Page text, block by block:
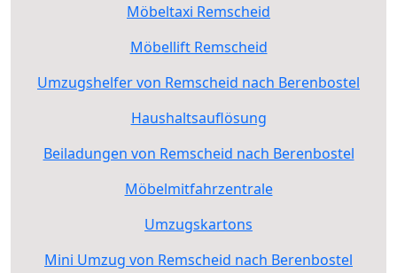
Möbeltaxi Remscheid
Möbellift Remscheid
Umzugshelfer von Remscheid nach Berenbostel
Haushaltsauflösung
Beiladungen von Remscheid nach Berenbostel
Möbelmitfahrzentrale
Umzugskartons
Mini Umzug von Remscheid nach Berenbostel